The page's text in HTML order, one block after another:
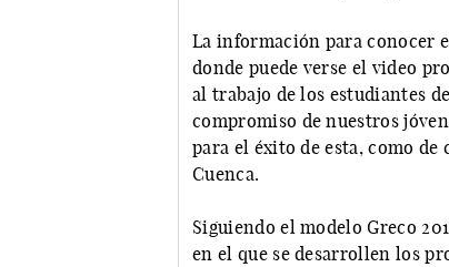
La información para conocer
donde puede verse el video
al trabajo de los estudiantes
compromiso de nuestros
para el éxito de esta, como
Cuenca.
Siguiendo el modelo Greco
en el que se desarrollen los